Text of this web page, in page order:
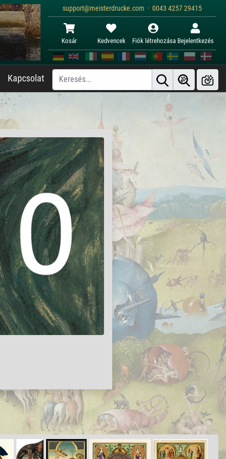
support@meisterdrucke.com · 0043 4257 29415
Kosár Kedvencek Fiók létrehozása Bejelentkezés
Kapcsolat